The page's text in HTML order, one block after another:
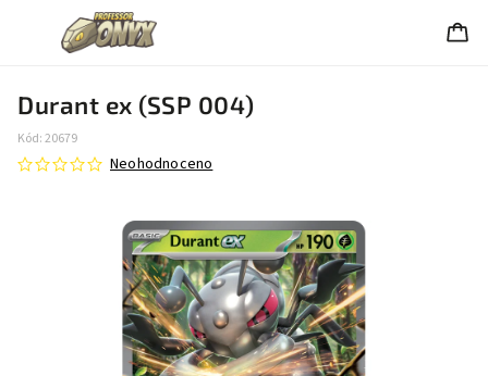
Durant ex (SSP 004)
Kód:20679
Neohodnoceno